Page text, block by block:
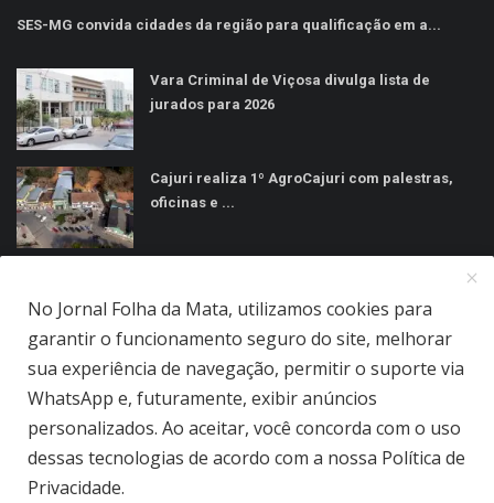
SES-MG convida cidades da região para qualificação em a...
Vara Criminal de Viçosa divulga lista de
jurados para 2026
Cajuri realiza 1º AgroCajuri com palestras,
oficinas e ...
Jornal Folha da Mata Ltda © 2026 - Todos direitos reservados.
Quem Somos
No Jornal Folha da Mata, utilizamos cookies para
garantir o funcionamento seguro do site, melhorar
sua experiência de navegação, permitir o suporte via
WhatsApp e, futuramente, exibir anúncios
personalizados. Ao aceitar, você concorda com o uso
dessas tecnologias de acordo com a nossa Política de
Privacidade.